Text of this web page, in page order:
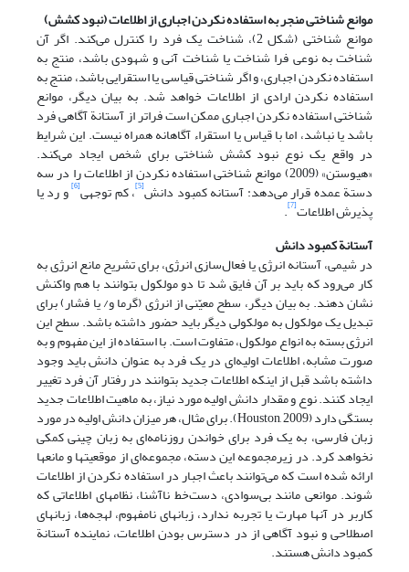
موانع شناختی منجر به استفاده نکردن اجباری از اطلاعات (نبود کشش)
موانع شناختی (شکل‌ 2)، شناخت یک فرد را کنترل می‌کند. اگر آن
شناخت به نوعی فرا شناخت یا شناخت آنی و شهودی باشد، منتج به
استفاده نکردن اجباری، و اگر شناختی قیاسی یا استقرایی باشد، منتج به
استفاده نکردن ارادی از اطلاعات خواهد شد. به بیان دیگر، موانع
شناختی استفاده نکردن اجباری ممکن است فراتر از آستانة آگاهی فرد
باشد یا نباشد، اما با قیاس یا استقراء آگاهانه همراه نیست. این شرایط
در واقع یک نوع نبود کشش شناختی برای شخص ایجاد می‌کند.
«هیوستن» (2009) موانع شناختی استفاده نکردن از اطلاعات را در سه
دستة عمده قرار می‌دهد: آستانه کمبود دانش[5] ، کم توجهی[6] و رد یا
پذیرش اطلاعات[7]
.
آستانة کمبود دانش
در شیمی، آستانه انرژی یا فعال‌سازی انرژی، برای تشریح مانع انرژی به
کار می‌رود که باید بر آن فایق شد تا دو مولکول بتوانند با هم واکنش
نشان دهند. به بیان دیگر، سطح معیّنی از انرژی (گرما و/ یا فشار) برای
تبدیل یک مولکول به مولکولی دیگر باید حضور داشته باشد. سطح این
انرژی بسته به انواع مولکول، متفاوت است. با استفاده از این مفهوم و به
صورت مشابه، اطلاعات اولیه‌ای در یک فرد به عنوان دانش باید وجود
داشته باشد قبل از اینکه اطلاعات جدید بتوانند در رفتار آن فرد تغییر
ایجاد کنند. نوع و مقدار دانش اولیه مورد نیاز، به ماهیت اطلاعات جدید
بستگی دارد (Houston, 2009). برای مثال، هر میزان دانش اولیه در مورد
زبان فارسی، به یک فرد برای خواندن روزنامه‌ای به زبان چینی کمکی
نخواهد کرد. در زیرمجموعه این دسته، مجموعه‌ای از موقعیتها و مانعها
ارائه شده است که می‌توانند باعث اجبار در استفاده نکردن از اطلاعات
شوند. موانعی مانند بی‌سوادی، دست‌خط ناآشنا، نظامهای اطلاعاتی که
کاربر در آنها مهارت یا تجربه ندارد، زبانهای نامفهوم، لهجه‌ها، زبانهای
اصطلاحی و نبود آگاهی از در دسترس بودن اطلاعات، نماینده آستانة
کمبود دانش هستند.